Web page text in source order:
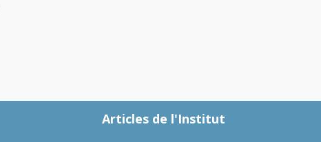
Articles de l'Institut